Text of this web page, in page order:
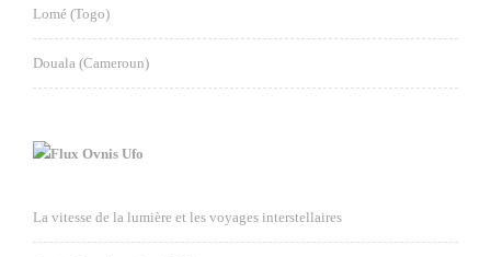
Lomé (Togo)
Douala (Cameroun)
Ovnis Ufo
La vitesse de la lumière et les voyages interstellaires